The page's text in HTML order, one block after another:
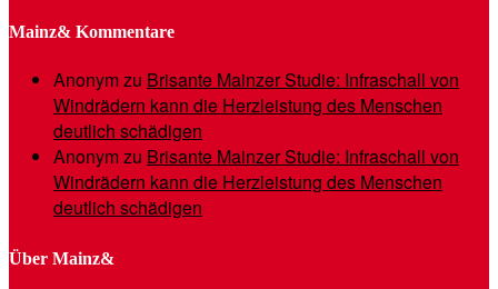
Mainz& Kommentare
Anonymzu Brisante Mainzer Studie: Infraschall von
Windrädern kann die Herzleistung des Menschen
deutlich schädigen
Anonymzu Brisante Mainzer Studie: Infraschall von
Windrädern kann die Herzleistung des Menschen
deutlich schädigen
Über Mainz&